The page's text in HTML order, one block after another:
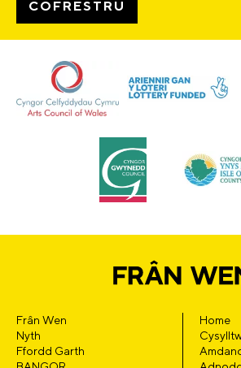
Frân Wen
Nyth
Ffordd Garth
Home